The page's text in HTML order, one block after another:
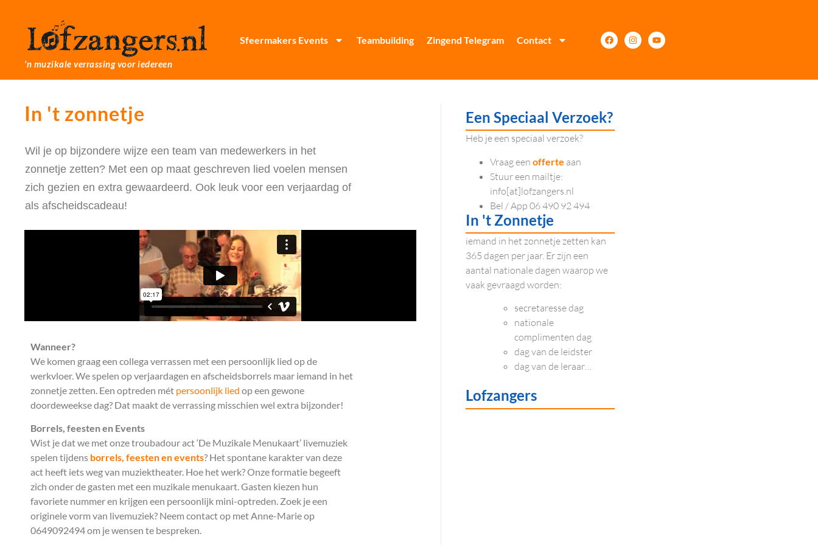
'n muzikale verrassing voor iedereen
Sfeermakers Events Teambuilding Zingend Telegram Contact
In 't zonnetje
Wil je op bijzondere wijze een team van medewerkers in het
zonnetje zetten? Met een op maat geschreven lied voelen mensen
zich gezien en extra gewaardeerd. Ook leuk voor een verjaardag of
als afscheidscadeau!
Wanneer?
We komen graag een collega verrassen met een persoonlijk lied op de
werkvloer. We spelen op verjaardagen en afscheidsborrels maar iemand in het
zonnetje zetten. Een optreden mét persoonlijk lied op een gewone
doordeweekse dag? Dat maakt de verrassing misschien wel extra bijzonder!
Borrels, feesten en Events
Wist je dat we met onze troubadour act ‘De Muzikale Menukaart’ livemuziek
spelen tijdens borrels, feesten en events? Het spontane karakter van deze
act heeft iets weg van muziektheater. Hoe het werk? Onze formatie begeeft
zich onder de gasten met een muzikale menukaart. Gasten kiezen hun
favoriete nummer en krijgen een persoonlijk mini-optreden. Zoek je een
originele vorm van livemuziek? Neem contact op met Anne-Marie op
0649092494 om je wensen te bespreken.
Een Speciaal Verzoek?
Heb je een speciaal verzoek?
Vraag een offerte aan
Stuur een mailtje:
info[at]lofzangers.nl
Bel / App 06 490 92 494
In 't Zonnetje
iemand in het zonnetje zetten kan
365 dagen per jaar. Er zijn een
aantal nationale dagen waarop we
vaak gevraagd worden:
secretaresse dag
nationale
complimenten dag
dag van de leidster
dag van de leraar…
Lofzangers